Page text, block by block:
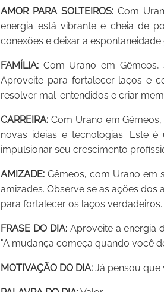
AMOR PARA SOLTEIROS: Com
energia está vibrante e cheia de
conexões e deixar a
FAMÍLIA: Com Urano em
Aproveite para fortalecer laços e
resolver mal-entendidos e criar
CARREIRA: Com Urano em
novas ideias e tecnologias. Este
impulsionar seu crescimento
AMIZADE: Gêmeos, com Urano em
amizades. Observe se as ações
para fortalecer os laços verdadeiros.
FRASE DO DIA:Aproveite a energia
"A mudança começa quando você
MOTIVAÇÃO DO DIA: Já pensou que